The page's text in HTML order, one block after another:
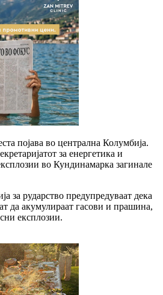
појава во централна Колумбија.
за енергетика и
во Кундинамарка загинале
за рударство предупредуваат дека
да акумулираат гасови и прашина,
експлозии.